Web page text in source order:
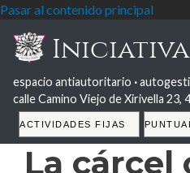
Pasar al contenido principal
espacio antiautoritario ·
calle Camino Viejo de Xirivella 23,
Tabs
ACTIVIDADES FIJAS
La cárcel